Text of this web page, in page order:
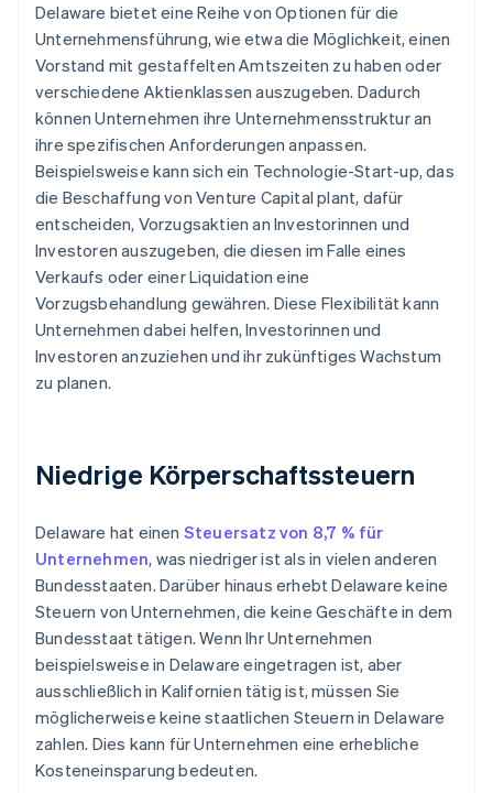
Delaware bietet eine Reihe von Optionen für die
Unternehmensführung, wie etwa die Möglichkeit, einen
Vorstand mit gestaffelten Amtszeiten zu haben oder
verschiedene Aktienklassen auszugeben. Dadurch
können Unternehmen ihre Unternehmensstruktur an
ihre spezifischen Anforderungen anpassen.
Beispielsweise kann sich ein Technologie-Start-up, das
die Beschaffung von Venture Capital plant, dafür
entscheiden, Vorzugsaktien an Investorinnen und
Investoren auszugeben, die diesen im Falle eines
Verkaufs oder einer Liquidation eine
Vorzugsbehandlung gewähren. Diese Flexibilität kann
Unternehmen dabei helfen, Investorinnen und
Investoren anzuziehen und ihr zukünftiges Wachstum
zu planen.
Niedrige Körperschaftssteuern
Delaware hat einen Steuersatz von 8,7 % für
Unternehmen, was niedriger ist als in vielen anderen
Bundesstaaten. Darüber hinaus erhebt Delaware keine
Steuern von Unternehmen, die keine Geschäfte in dem
Bundesstaat tätigen. Wenn Ihr Unternehmen
beispielsweise in Delaware eingetragen ist, aber
ausschließlich in Kalifornien tätig ist, müssen Sie
möglicherweise keine staatlichen Steuern in Delaware
zahlen. Dies kann für Unternehmen eine erhebliche
Kosteneinsparung bedeuten.